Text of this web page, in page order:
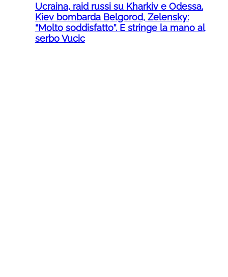
Ucraina, raid russi su Kharkiv e Odessa.
Kiev bombarda Belgorod, Zelensky:
“Molto soddisfatto”. E stringe la mano al
serbo Vucic